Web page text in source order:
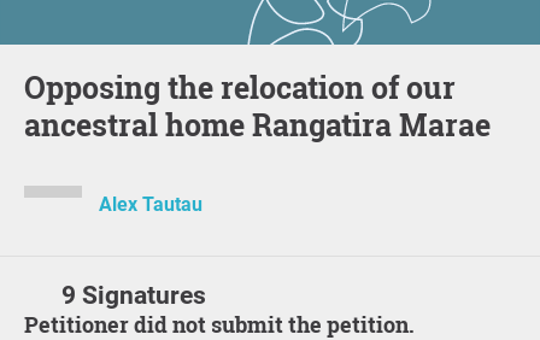
Opposing the relocation of our
ancestral home Rangatira Marae
Alex Tautau
9 Signatures
Petitioner did not submit the petition.